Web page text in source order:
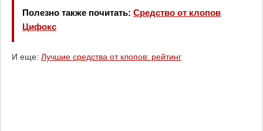
Полезно также почитать: Средство от клопов
Цифокс
И еще: Лучшие средства от клопов: рейтинг